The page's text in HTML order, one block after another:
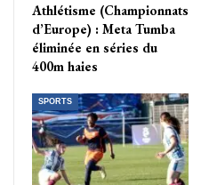
Athlétisme (Championnats
d’Europe) : Meta Tumba
éliminée en séries du
400m haies
SPORTS